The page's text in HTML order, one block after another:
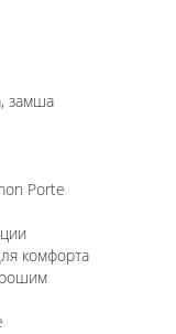
замша
Porte
комфорта